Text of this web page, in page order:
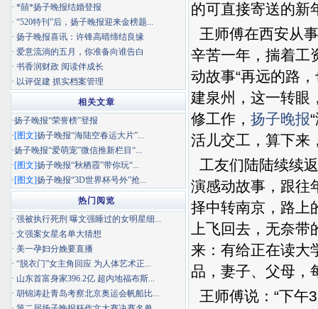
的可直接寄送的新
王师傅在西安从
辛苦一年，揣着工
动故事“再远的路
建泉州，这一转眼
修工作， 扬子晚报
活儿交工，算下来
工友们陆陆续续
演感动故事，跟往
择中转南京，路上
上飞回去，无奈
来：有给正在读大
品，妻子、父母，
王师傅说：“下午
· *囍*扬子晚报结婚登报
· “520特刊”后，扬子晚报迎来金榜题...
· 扬子晚报喜讯：许锋高晴缔结良缘
· 爱意流淌的五月，你准备向谁告白
· 书香润财政 阅读伴成长
· 以评促建 抓实档案管理
相关文章
·扬子晚报“荣誉榜”登报
·[图文]扬子晚报“海陆空春运大片”...
·扬子晚报“爱萌宠”微信推新栏目“...
·[图文]扬子晚报“秋栖霞”带你玩“...
·[图文]扬子晚报“3D世界杯号外”抢...
热门阅览
· 强被执行死刑 曝文强睡过的女明星细...
· 文强案女星名单大猜想
· 美一孕妇分娩要直播
· “脱衣门”女主角回应 为人体艺术正...
· 山东首富身家396.2亿 超内地福布斯...
· 胡锦涛赴青岛考察北京奥运会帆船比...